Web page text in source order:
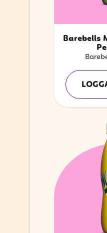
Barebells